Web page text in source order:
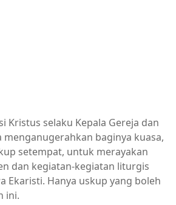
Kristus selaku Kepala Gereja dan
baginya kuasa,
setempat, untuk merayakan
dan kegiatan-kegiatan liturgis
Ekaristi. Hanya uskup yang boleh
ini.